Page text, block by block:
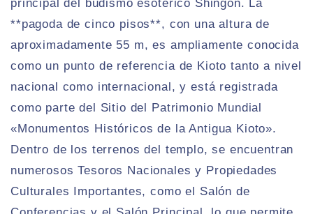
principal del budismo esotérico Shingon. La
**pagoda de cinco pisos**, con una altura de
aproximadamente 55 m, es ampliamente conocida
como un punto de referencia de Kioto tanto a nivel
nacional como internacional, y está registrada
como parte del Sitio del Patrimonio Mundial
«Monumentos Históricos de la Antigua Kioto».
Dentro de los terrenos del templo, se encuentran
numerosos Tesoros Nacionales y Propiedades
Culturales Importantes, como el Salón de